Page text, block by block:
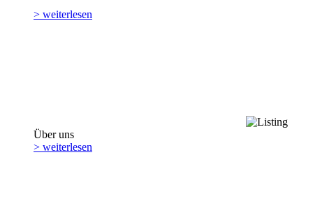
> weiterlesen
Über uns
> weiterlesen